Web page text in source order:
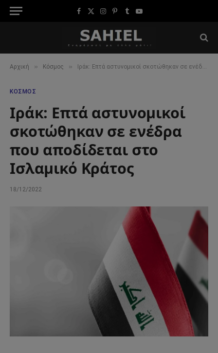
Facebook
X
Instagram
Pinterest
TumblrYouTube
Αρχική » Κόσμος » Ιράκ: Επτά αστυνομικοί σκοτώθηκαν σε ενέδρα που αποδίδεται στο Ισλαμικό Κράτος
ΚΌΣΜΟΣ
Ιράκ: Επτά αστυνομικοί
σκοτώθηκαν σε ενέδρα
που αποδίδεται στο
Ισλαμικό Κράτος
18/12/2022